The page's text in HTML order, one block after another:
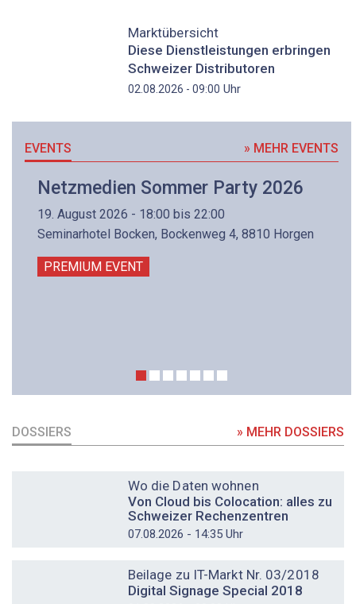
Marktübersicht
Diese Dienstleistungen erbringen
Schweizer Distributoren
02.08.2026 - 09:00 Uhr
EVENTS » MEHR EVENTS
Netzmedien Sommer Party 2026
19. August 2026 - 18:00 bis 22:00
Seminarhotel Bocken, Bockenweg 4, 8810 Horgen
PREMIUM EVENT
DOSSIERS » MEHR DOSSIERS
Wo die Daten wohnen
Von Cloud bis Colocation: alles zu
Schweizer Rechenzentren
07.08.2026 - 14:35 Uhr
Beilage zu IT-Markt Nr. 03/2018
Digital Signage Special 2018